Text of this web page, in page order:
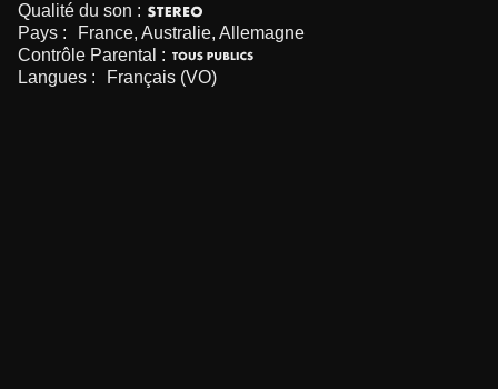
Qualité du son :
Pays :
France, Australie, Allemagne
Contrôle Parental :
Langues :
Français (VO)